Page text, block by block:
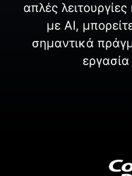
απλές
με AI,
σημαντικά